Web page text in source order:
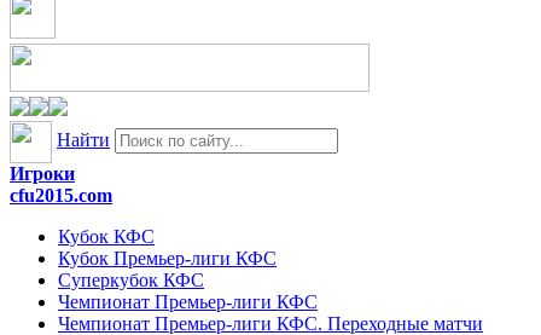
Найти
Игроки
cfu2015.com
Кубок КФС
Кубок Премьер-лиги КФС
Суперкубок КФС
Чемпионат Премьер-лиги КФС
Чемпионат Премьер-лиги КФС. Переходные матчи